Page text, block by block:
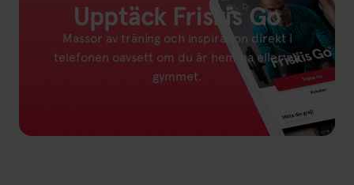
Upptäck Friskis Go
Massor av träning och inspiration direkt i
telefonen oavsett om du är hemma eller på
gymmet.